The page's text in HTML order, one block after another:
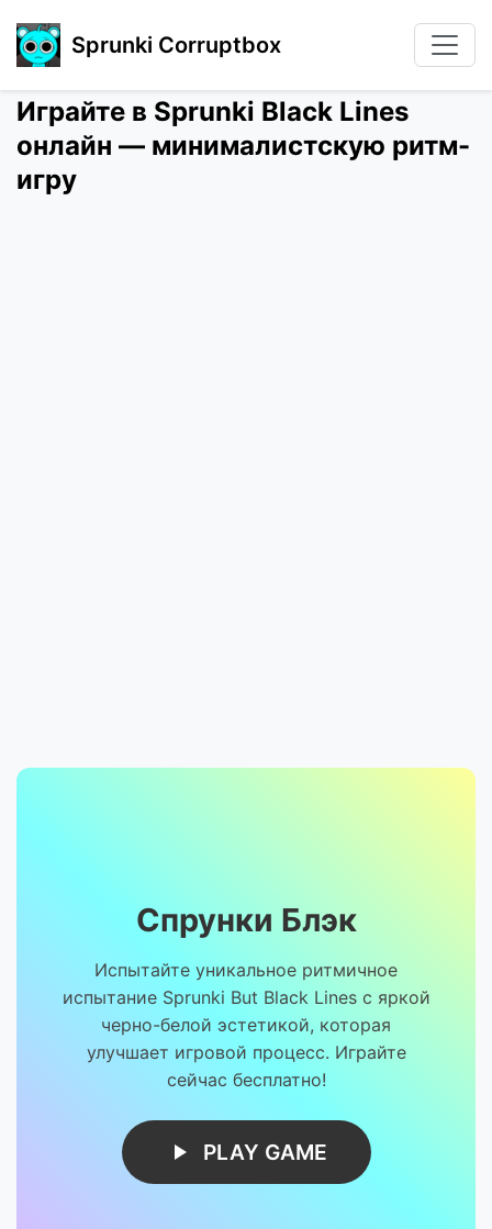
Sprunki Corruptbox
Играйте в Sprunki Black Lines
онлайн — минималистскую ритм-
игру
Спрунки Блэк
Испытайте уникальное ритмичное
испытание Sprunki But Black Lines с яркой
черно-белой эстетикой, которая
улучшает игровой процесс. Играйте
сейчас бесплатно!
PLAY GAME